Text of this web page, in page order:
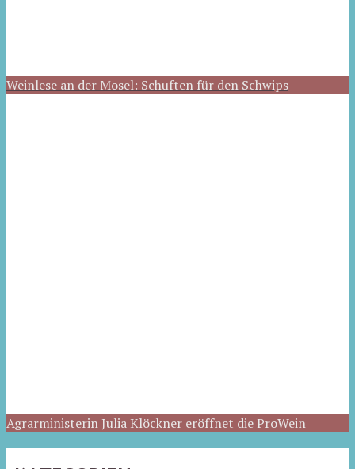
Weinlese an der Mosel: Schuften für den Schwips
Agrarministerin Julia Klöckner eröffnet die ProWein